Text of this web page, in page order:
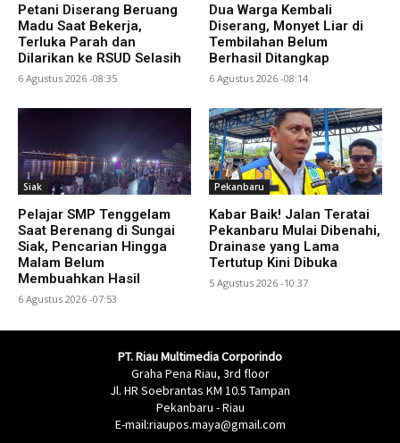
Petani Diserang Beruang
Madu Saat Bekerja,
Terluka Parah dan
Dilarikan ke RSUD Selasih
6 Agustus 2026 -08:35
Dua Warga Kembali
Diserang, Monyet Liar di
Tembilahan Belum
Berhasil Ditangkap
6 Agustus 2026 -08:14
Siak
Pelajar SMP Tenggelam
Saat Berenang di Sungai
Siak, Pencarian Hingga
Malam Belum
Membuahkan Hasil
6 Agustus 2026 -07:53
Pekanbaru
Kabar Baik! Jalan Teratai
Pekanbaru Mulai Dibenahi,
Drainase yang Lama
Tertutup Kini Dibuka
5 Agustus 2026 -10:37
PT. Riau Multimedia Corporindo
Graha Pena Riau, 3rd floor
Jl. HR Soebrantas KM 10.5 Tampan
Pekanbaru - Riau
E-mail:riaupos.maya@gmail.com